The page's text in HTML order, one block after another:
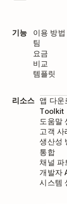
기능
이용 방법
팀
요금
비교
템플릿
리소스 앱 다운
Toolkit
도움말
고객 사
생산성
통합
채널 파
개발자
시스템